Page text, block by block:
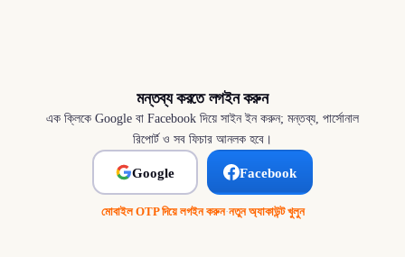
মন্তব্য করতে লগইন করুন
এক ক্লিকে Google বা Facebook দিয়ে সাইন ইন করুন; মন্তব্য, পার্সোনাল
রিপোর্ট ও সব ফিচার আনলক হবে।
Google Facebook
মোবাইল OTP দিয়ে লগইন করুন·নতুন অ্যাকাউন্ট খুলুন